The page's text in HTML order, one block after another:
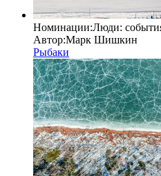
Номинации:Люди:
Автор:Марк Шишкин
Рыбаки